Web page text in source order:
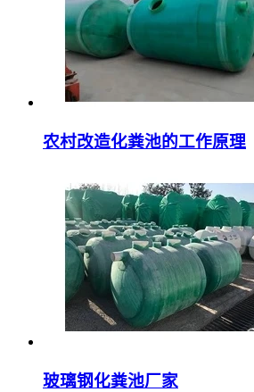
农村改造化粪池的工作原理
玻璃钢化粪池厂家